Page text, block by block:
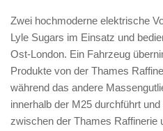
Zwei hochmoderne elektrische
Lyle Sugars im Einsatz und
Ost-London. Ein Fahrzeug
Produkte von der Thames
während das andere
innerhalb der M25 durchführt
zwischen der Thames Raffinerie